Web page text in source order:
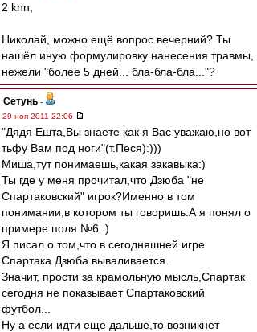
2 knn,
Николай, можно ещё вопрос вечерний? Ты
нашёл иную формулировку нанесения травмы,
нежели "более 5 дней... бла-бла-бла..."?
Сетунь -
29 ноя 2011 22:06
"Дядя Ешта,Вы знаете как я Вас уважаю,но вот
тьфу Вам под ноги"(т.Песя):)))
Миша,тут понимаешь,какая закавыка:)
Ты где у меня прочитал,что Дзюба "не
Спартаковский" игрок?Именно в том
понимании,в котором ты говоришь.А я понял о
примере поля №6 :)
Я писал о том,что в сегодняшней игре
Спартака Дзюба вываливается.
Значит, прости за крамольную мысль,Спартак
сегодня не показывает Спартаковский
футбол...
Ну а если идти еще дальше,то возникнет